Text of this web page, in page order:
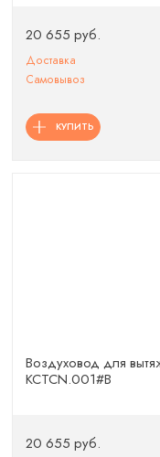
20 655 руб.
Доставка
Самовывоз
КУПИТЬ
Воздуховод для
KCTCN.001#B
20 655 руб.